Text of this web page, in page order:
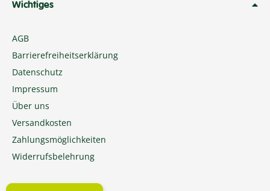
Wichtiges
AGB
Barrierefreiheitserklärung
Datenschutz
Impressum
Über uns
Versandkosten
Zahlungsmöglichkeiten
Widerrufsbelehrung